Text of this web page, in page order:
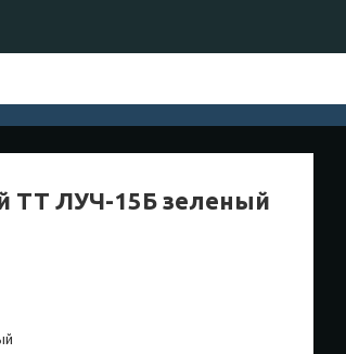
TT ЛУЧ-15Б зеленый